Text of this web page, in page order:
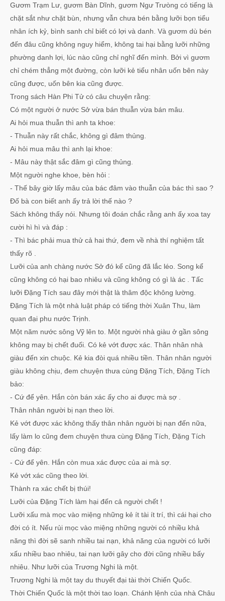
Gươm Trạm Lư, gươm Bàn Dĩnh, gươm Ngư Trưòng có tiếng là
chặt sắt như chặt bùn, nhưng vẫn chưa bén bằng lưỡi bọn tiểu
nhân ích kỷ, bình sanh chỉ biết có lợi và danh. Và gươm dù bén
đến đâu cũng không nguy hiểm, không tai hại bằng lưỡi những
phường danh lợi, lúc nào cũng chỉ nghĩ đến mình. Bởi vì gươm
chỉ chém thẳng một đường, còn lưỡi kẻ tiểu nhân uốn bên này
cũng được, uốn bên kia cũng được.
Trong sách Hàn Phi Tử có câu chuyện rằng:
Có một người ở nước Sở vừa bán thuẫn vừa bán mâu.
Ai hỏi mua thuẫn thì anh ta khoe:
- Thuẫn này rất chắc, không gì đâm thủng.
Ai hỏi mua mâu thì anh lại khoe:
- Mâu này thật sắc đâm gì cũng thủng.
Một người nghe khoe, bèn hỏi :
- Thế bây giờ lấy mâu của bác đâm vào thuẫn của bác thì sao ?
Đố bà con biết anh ấy trả lời thế nào ?
Sách không thấy nói. Nhưng tôi đoán chắc rằng anh ấy xoa tay
cười hì hì và đáp :
- Thì bác phải mua thử cả hai thứ, đem về nhà thí nghiệm tất
thấy rõ .
Lưỡi của anh chàng nước Sở đó kể cũng đã lắc léo. Song kể
cũng không có hại bao nhiêu và cũng không có gì là ác . Tấc
lưỡi Đặng Tích sau đây mới thật là thâm độc không lường.
Đặng Tích là một nhà luật pháp có tiếng thời Xuân Thu, làm
quan đại phu nước Trịnh.
Một năm nước sông Vỹ lên to. Một người nhà giàu ở gần sông
không may bị chết đuối. Có kẻ vớt được xác. Thân nhân nhà
giàu đến xin chuộc. Kẻ kia đòi quá nhiều tiền. Thân nhân người
giàu không chịu, đem chuyện thưa cùng Đặng Tích, Đặng Tích
bảo:
- Cứ để yên. Hắn còn bán xác ấy cho ai được mà sợ .
Thân nhân người bị nạn theo lời.
Kẻ vớt được xác không thấy thân nhân người bị nạn đến nữa,
lấy làm lo cũng đem chuyện thưa cùng Đặng Tích, Đặng Tích
cũng đáp:
- Cứ để yên. Hắn còn mua xác được của ai mà sợ.
Kẻ vớt xác cũng theo lời.
Thành ra xác chết bị thúi!
Lưỡi của Đặng Tích làm hại đến cả người chết !
Lưỡi xấu mà mọc vào miệng những kẻ ít tài ít trí, thì cái hại cho
đời có ít. Nếu rủi mọc vào miệng những người có nhiều khả
năng thì đời sẽ sanh nhiều tai nạn, khả năng của người có lưỡi
xấu nhiều bao nhiêu, tai nạn lưỡi gây cho đời cũng nhiều bấy
nhiêu. Như lưỡi của Trương Nghi là một.
Trương Nghi là một tay du thuyết đại tài thời Chiến Quốc.
Thời Chiến Quốc là một thời tao loạn. Chánh lệnh của nhà Châu